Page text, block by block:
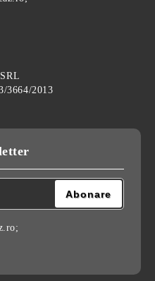
3664/2013